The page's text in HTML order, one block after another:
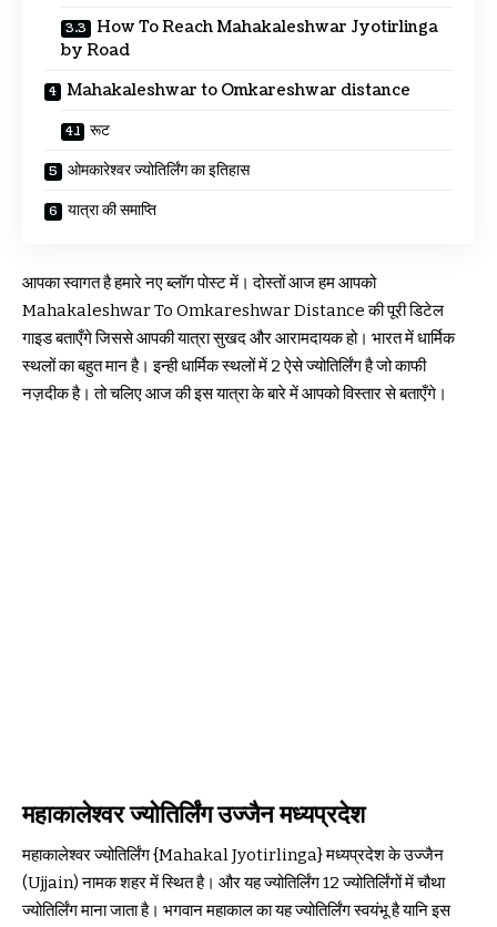
How To Reach Mahakaleshwar Jyotirlinga
by Road
Mahakaleshwar to Omkareshwar distance
रूट
ओमकारेश्वर ज्योतिर्लिंग का इतिहास
यात्रा की समाप्ति
आपका स्वागत है हमारे नए ब्लॉग पोस्ट में। दोस्तों आज हम आपको
Mahakaleshwar To Omkareshwar Distance की पूरी डिटेल
गाइड बताएँगे जिससे आपकी यात्रा सुखद और आरामदायक हो। भारत में धार्मिक
स्थलों का बहुत मान है। इन्ही धार्मिक स्थलों में 2 ऐसे ज्योतिर्लिंग है जो काफी
नज़दीक है। तो चलिए आज की इस यात्रा के बारे में आपको विस्तार से बताएँगे।
महाकालेश्वर ज्योतिर्लिंग उज्जैन मध्यप्रदेश
महाकालेश्वर ज्योतिर्लिंग {Mahakal Jyotirlinga} मध्यप्रदेश के उज्जैन
(Ujjain) नामक शहर में स्थित है। और यह ज्योतिर्लिंग 12 ज्योतिर्लिंगों में चौथा
ज्योतिर्लिंग माना जाता है। भगवान महाकाल का यह ज्योतिर्लिंग स्वयंभू है यानि इस